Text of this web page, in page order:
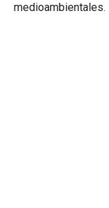
medioambientales.